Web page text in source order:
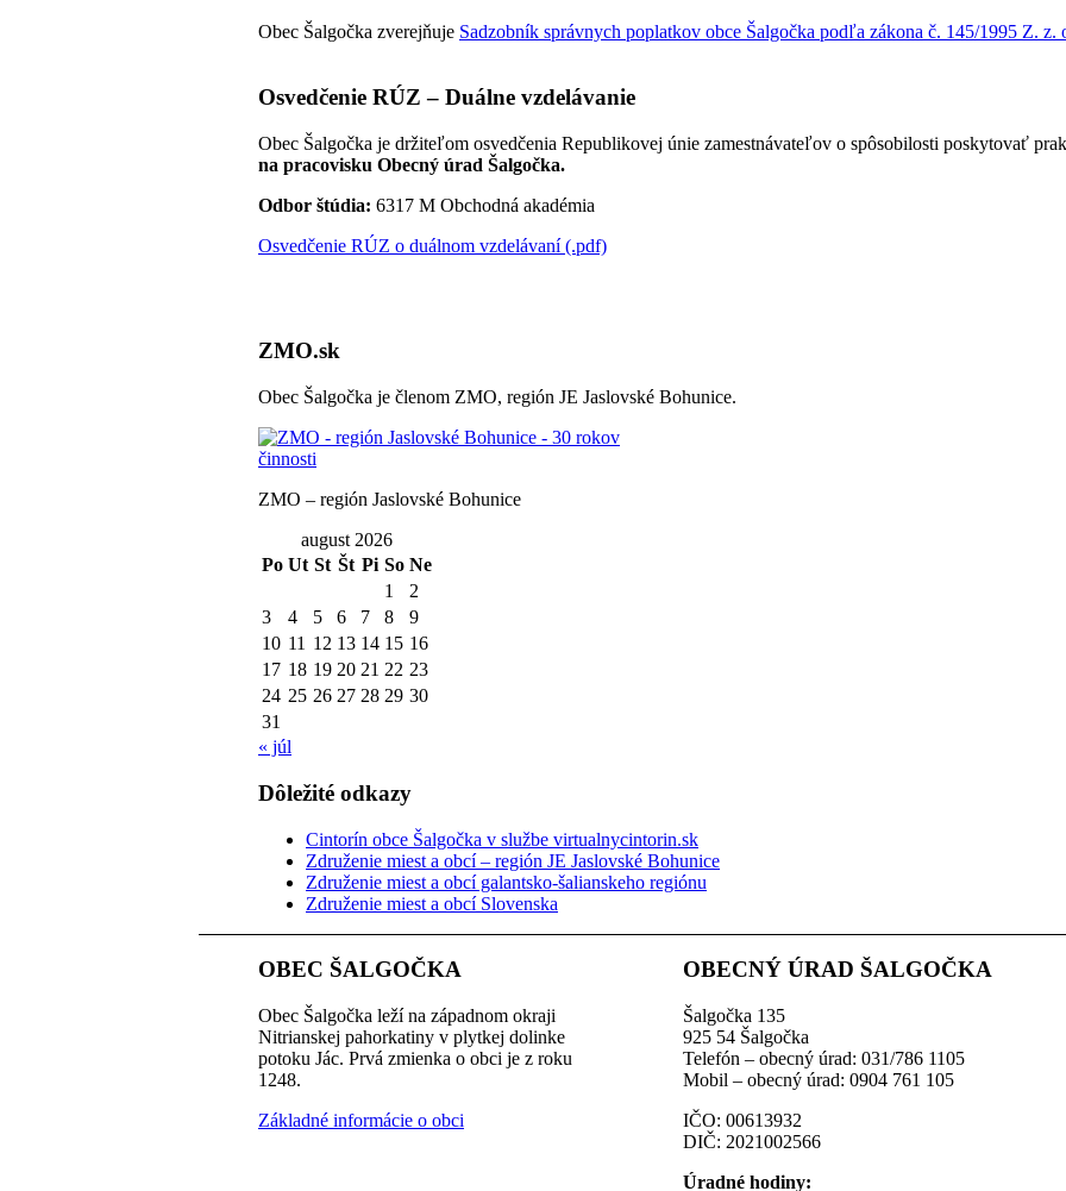
Obec Šalgočka zverejňuje Sadzobník správnych poplatkov obce Šalgočka podľa zákona č. 145/1995 Z.
Osvedčenie RÚZ – Duálne vzdelávanie
Obec Šalgočka je držiteľom osvedčenia Republikovej únie zamestnávateľov o spôsobilosti poskytovať
na pracovisku Obecný úrad Šalgočka.
Odbor štúdia: 6317 M Obchodná akadémia
Osvedčenie RÚZ o duálnom vzdelávaní (.pdf)
ZMO.sk
Obec Šalgočka je členom ZMO, región JE Jaslovské Bohunice.
ZMO – región Jaslovské Bohunice
august 2026
Po Ut St Št Pi So Ne
1
2
3
4 5 6 7 8
9
10 11 12 13 14 15 16
17 18 19 20 21 22 23
24 25 26 27 28 29 30
31
« júl
Dôležité odkazy
Cintorín obce Šalgočka v službe virtualnycintorin.sk
Združenie miest a obcí – región JE Jaslovské Bohunice
Združenie miest a obcí galantsko-šalianskeho regiónu
Združenie miest a obcí Slovenska
OBEC ŠALGOČKA
Obec Šalgočka leží na západnom okraji
Nitrianskej pahorkatiny v plytkej dolinke
potoku Jác. Prvá zmienka o obci je z roku
1248.
Základné informácie o obci
OBECNÝ ÚRAD ŠALGOČKA
Šalgočka 135
925 54 Šalgočka
Telefón – obecný úrad: 031/786 1105
Mobil – obecný úrad: 0904 761 105
IČO: 00613932
DIČ: 2021002566
Úradné hodiny: